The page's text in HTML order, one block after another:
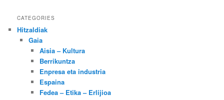
CATEGORIES
Hitzaldiak
Gaia
Aisia – Kultura
Berrikuntza
Enpresa eta industria
Espaina
Fedea – Etika – Erlijioa